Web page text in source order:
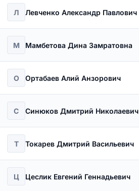
Л Левченко Александр Павлович
М Мамбетова Дина Замратовна
О Ортабаев Алий Анзорович
С Синюков Дмитрий Николаевич
Т Токарев Дмитрий Васильевич
Ц Цеслик Евгений Геннадьевич